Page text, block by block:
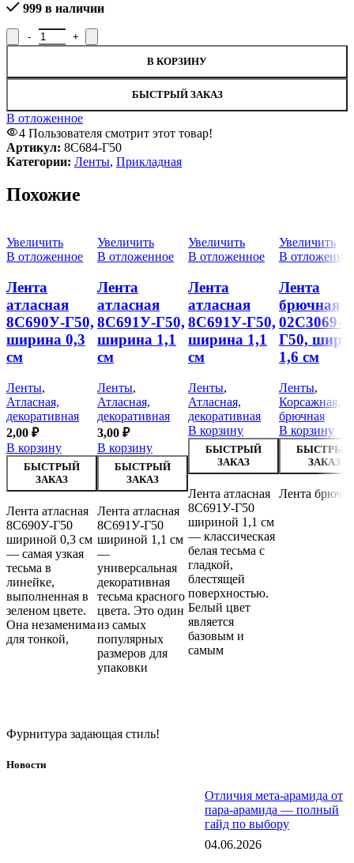
999 в наличии
Количество товара Лента прикладная для вешалок 8С684-Г50,
В КОРЗИНУ
БЫСТРЫЙ ЗАКАЗ
В отложенное
4 Пользователя смотрит этот товар!
Артикул: 8С684-Г50
Категории: Ленты, Прикладная
Похожие
Увеличить
В отложенное
Лента
атласная
8С690У-Г50,
ширина 0,3
см
Ленты,
Атласная,
декоративная
2,00 ₽
В корзину
БЫСТРЫЙ
ЗАКАЗ
Лента атласная
8С690У-Г50
шириной 0,3 см
— самая узкая
тесьма в
линейке,
выполненная в
зеленом цвете.
Она незаменима
для тонкой,
Увеличить
В отложенное
Лента
атласная
8С691У-Г50,
ширина 1,1
см
Ленты,
Атласная,
декоративная
3,00 ₽
В корзину
БЫСТРЫЙ
ЗАКАЗ
Лента атласная
8С691У-Г50
шириной 1,1 см
—
универсальная
декоративная
тесьма красного
цвета. Это один
из самых
популярных
размеров для
упаковки
Увеличить
В отложенное
Лента
атласная
8С691У-Г50,
ширина 1,1
см
Ленты,
Атласная,
декоративная
В корзину
БЫСТРЫЙ
ЗАКАЗ
Лента атласная
8С691У-Г50
шириной 1,1 см
— классическая
белая тесьма с
гладкой,
блестящей
поверхностью.
Белый цвет
является
базовым и
самым
Увеличить
В
Лента
брючная
02С3069-
Г50,
1,6 см
Ленты,
Корсажная,
брючная
В корзину
БЫСТРЫЙ
ЗАКАЗ
Лента
Фурнитура задающая стиль!
Новости
Отличия мета-арамида от
пара-арамида — полный
гайд по выбору
04.06.2026